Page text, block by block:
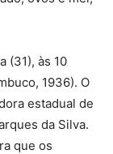
(31), às 10
1936). O
estadual de
da Silva.
que os